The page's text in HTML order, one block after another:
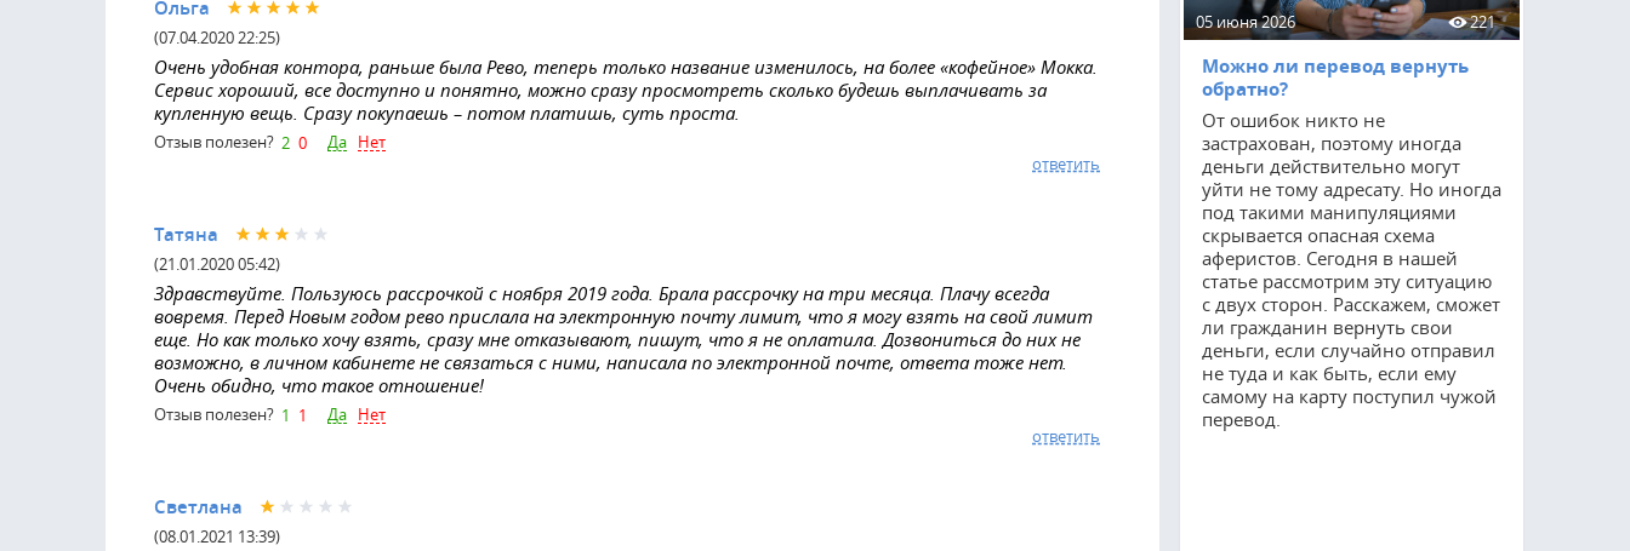
Ольга
(07.04.2020 22:25)
Очень удобная контора, раньше была Рево, теперь только название изменилось, на более «кофейное» Мокка.
Сервис хороший, все доступно и понятно, можно сразу просмотреть сколько будешь выплачивать за
купленную вещь. Сразу покупаешь – потом платишь, суть проста.
Отзыв полезен? 2 0 Да Нет
ответить
Татяна
(21.01.2020 05:42)
Здравствуйте. Пользуюсь рассрочкой с ноября 2019 года. Брала рассрочку на три месяца. Плачу всегда
вовремя. Перед Новым годом рево прислала на электронную почту лимит, что я могу взять на свой лимит
еще. Но как только хочу взять, сразу мне отказывают, пишут, что я не оплатила. Дозвониться до них не
возможно, в личном кабинете не связаться с ними, написала по электронной почте, ответа тоже нет.
Очень обидно, что такое отношение!
Отзыв полезен? 1 1 Да Нет
ответить
Светлана
(08.01.2021 13:39)
05 июня 2026 221
Можно ли перевод вернуть
обратно?
От ошибок никто не
застрахован, поэтому иногда
деньги действительно могут
уйти не тому адресату. Но иногда
под такими манипуляциями
скрывается опасная схема
аферистов. Сегодня в нашей
статье рассмотрим эту ситуацию
с двух сторон. Расскажем, сможет
ли гражданин вернуть свои
деньги, если случайно отправил
не туда и как быть, если ему
самому на карту поступил чужой
перевод.